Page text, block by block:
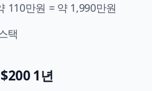
110만원 = 약 1,990만원
택
1년